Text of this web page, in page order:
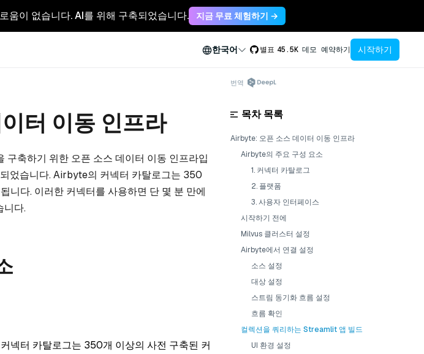
이 없습니다. AI를 위해 구축되었습니다. 지금 무료 체험하기 →
한국어 별표 45.5K 데모 예약하기 시작하기
터 이동 인프라
축하기 위한 오픈 소스 데이터 이동 인프라입
었습니다. Airbyte의 커넥터 카탈로그는 350
니다. 이러한 커넥터를 사용하면 단 몇 분 만에
니다.
넥터 카탈로그는 350개 이상의 사전 구축된 커
번역
목차 목록
Airbyte: 오픈 소스 데이터 이동 인프라
Airbyte의 주요 구성 요소
1. 커넥터 카탈로그
2. 플랫폼
3. 사용자 인터페이스
시작하기 전에
Milvus 클러스터 설정
Airbyte에서 연결 설정
소스 설정
대상 설정
스트림 동기화 흐름 설정
흐름 확인
컬렉션을 쿼리하는 Streamlit 앱 빌드
UI 환경 설정